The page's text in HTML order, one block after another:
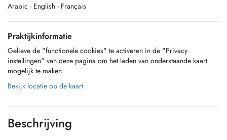
Arabic - English - Français
Praktijkinformatie
Gelieve de "functionele cookies" te activeren in de "Privacy
instellingen" van deze pagina om het laden van onderstaande kaart
mogelijk te maken.
Bekijk locatie op de kaart
Beschrijving